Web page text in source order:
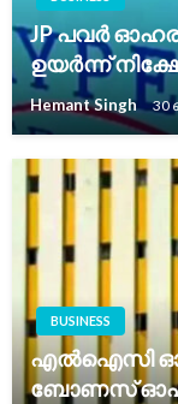
JP പവർ
ഉയർന്ന്
Hemant Singh 30
BUSINESS
എൽഐസി
ബോണസ്